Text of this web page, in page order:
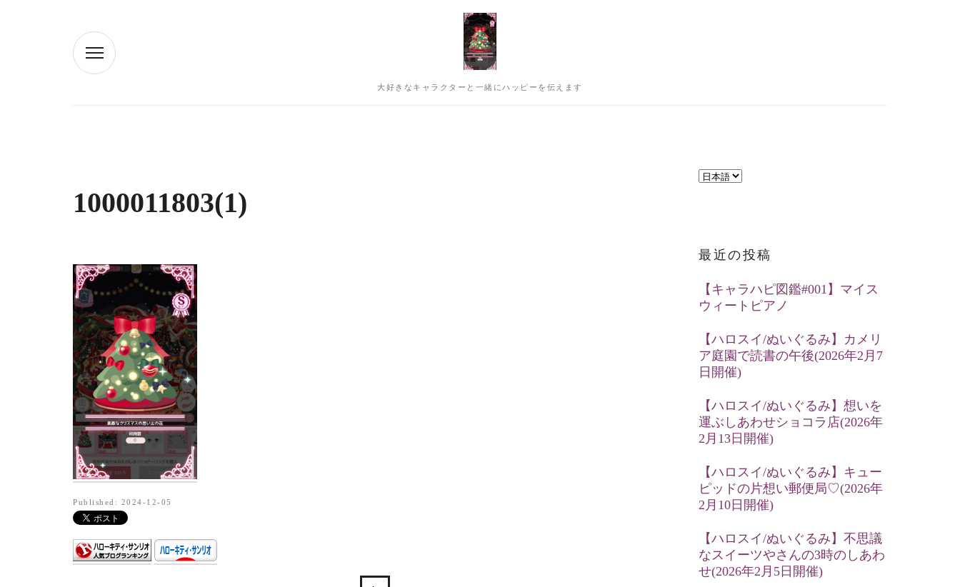
大好きなキャラクターと一緒にハッピーを伝えます
1000011803(1)
Published: 2024-12-05
言
択
最近の投稿
【キャラハピ図鑑#001】マイス
ウィートピアノ
【ハロスイ/ぬいぐるみ】カメリ
ア庭園で読書の午後(2026年2月7
日開催)
【ハロスイ/ぬいぐるみ】想いを
運ぶしあわせショコラ店(2026年
2月13日開催)
【ハロスイ/ぬいぐるみ】キュー
ピッドの片想い郵便局♡(2026年
2月10日開催)
【ハロスイ/ぬいぐるみ】不思議
なスイーツやさんの3時のしあわ
せ(2026年2月5日開催)